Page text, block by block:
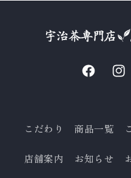
Facebook
こだわり 商品一覧
店舗案内 お知らせ